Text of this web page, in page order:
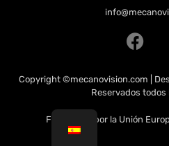
Copyright ©mecanovision.com |
Reservados todos
Financiado por la Unión